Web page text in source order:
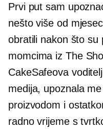
Prvi put sam
nešto više od
obratili nakon što su
momcima iz The
CakeSafeova
medija, upoznala
proizvodom i
radno vrijeme s